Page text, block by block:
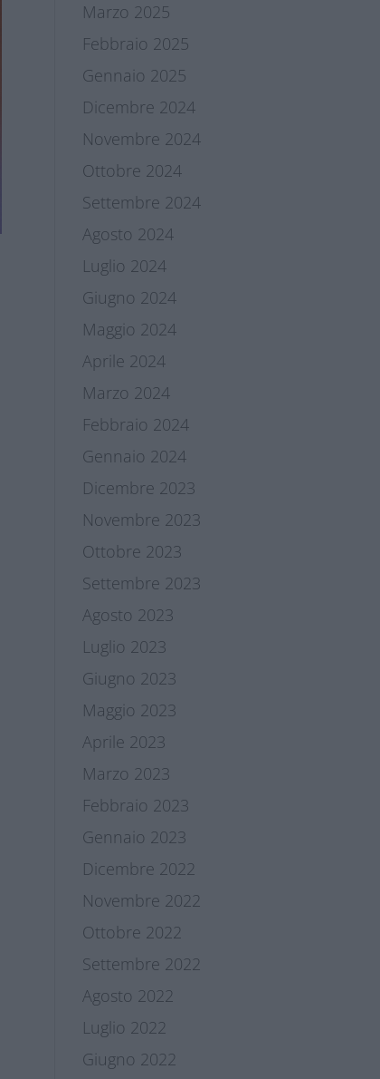
Marzo 2025
Febbraio 2025
Gennaio 2025
Dicembre 2024
Novembre 2024
Ottobre 2024
Settembre 2024
Agosto 2024
Luglio 2024
Giugno 2024
Maggio 2024
Aprile 2024
Marzo 2024
Febbraio 2024
Gennaio 2024
Dicembre 2023
Novembre 2023
Ottobre 2023
Settembre 2023
Agosto 2023
Luglio 2023
Giugno 2023
Maggio 2023
Aprile 2023
Marzo 2023
Febbraio 2023
Gennaio 2023
Dicembre 2022
Novembre 2022
Ottobre 2022
Settembre 2022
Agosto 2022
Luglio 2022
Giugno 2022